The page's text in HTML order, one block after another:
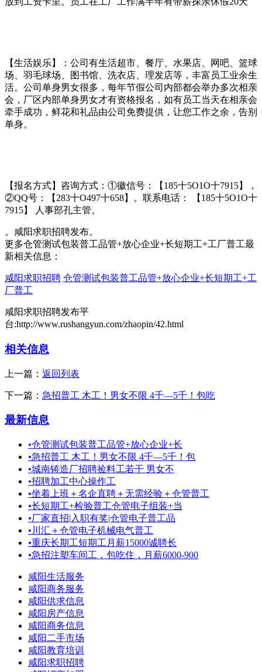
【生活娱乐】：公司有生活超市、餐厅、水果店、网吧、篮球
场、羽毛球场、图书馆、洗衣店、理发店等，丰富员工业余生
活。公司单身男女很多，每年节假公司内部都会举办多次相亲
会，厂区内部单身男女才有资格报名，如有员工当天在相亲会
牵手成功，鲜花和礼品由公司免费提供，让您工作之余，告别
单身。
【报名方式】咨询方式：①徽信号：【185十5O1O十7915】，
②QQ号：【283十O497十658】。联系电话： 【185十5O1O十
7915】 人事部孔主管。
。咸阳求职招聘发布。
更多仓管测试包装普工品管+放心企业+长短期工+工厂普工最
新相关信息：
咸阳求职招聘 仓管测试包装普工品管+放心企业+长短期工+工
厂普工
咸阳求职招聘发布平
台:http://www.rushangyun.com/zhaopin/42.html
相关信息
上一篇： 返回列表
下一篇： 急招普工 木工！男女不限 4千—5千！包吃
最新信息
•仓管测试包装普工品管+放心企业+长
•急招普工 木工！男女不限 4千—5千！包
•城南铸造厂招聘捡料工若干 男女不
•招聘加工中心操作工
•坐着上班＋名企直聘＋无需经验＋仓管普工
•长短期工+检验普工仓管电子组装+当
•厂家直招|入职有奖|仓管电子普工品
• 川汇＋仓管电子机械电气普工
•重庆长期工短期工月薪15000诚聘长
•急招注塑车间工，包吃住，月薪6000-900
咸阳生活服务
咸阳商务服务
咸阳供求信息
咸阳房产信息
咸阳商务信息
咸阳二手市场
咸阳教育培训
咸阳求职招聘